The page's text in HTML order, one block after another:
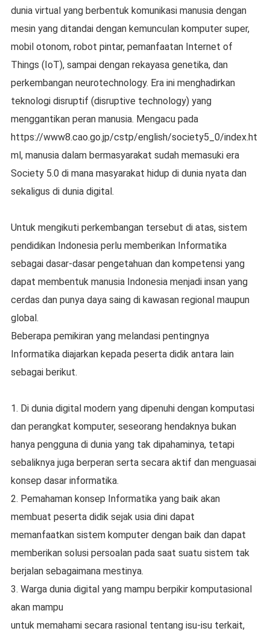
dunia virtual yang berbentuk komunikasi manusia dengan
mesin yang ditandai dengan kemunculan komputer super,
mobil otonom, robot pintar, pemanfaatan Internet of
Things (IoT), sampai dengan rekayasa genetika, dan
perkembangan neurotechnology. Era ini menghadirkan
teknologi disruptif (disruptive technology) yang
menggantikan peran manusia. Mengacu pada
https://www8.cao.go.jp/cstp/english/society5_0/index.ht
ml, manusia dalam bermasyarakat sudah memasuki era
Society 5.0 di mana masyarakat hidup di dunia nyata dan
sekaligus di dunia digital.
Untuk mengikuti perkembangan tersebut di atas, sistem
pendidikan Indonesia perlu memberikan Informatika
sebagai dasar-dasar pengetahuan dan kompetensi yang
dapat membentuk manusia Indonesia menjadi insan yang
cerdas dan punya daya saing di kawasan regional maupun
global.
Beberapa pemikiran yang melandasi pentingnya
Informatika diajarkan kepada peserta didik antara lain
sebagai berikut.
1. Di dunia digital modern yang dipenuhi dengan komputasi
dan perangkat komputer, seseorang hendaknya bukan
hanya pengguna di dunia yang tak dipahaminya, tetapi
sebaliknya juga berperan serta secara aktif dan menguasai
konsep dasar informatika.
2. Pemahaman konsep Informatika yang baik akan
membuat peserta didik sejak usia dini dapat
memanfaatkan sistem komputer dengan baik dan dapat
memberikan solusi persoalan pada saat suatu sistem tak
berjalan sebagaimana mestinya.
3. Warga dunia digital yang mampu berpikir komputasional
akan mampu
untuk memahami secara rasional tentang isu-isu terkait,